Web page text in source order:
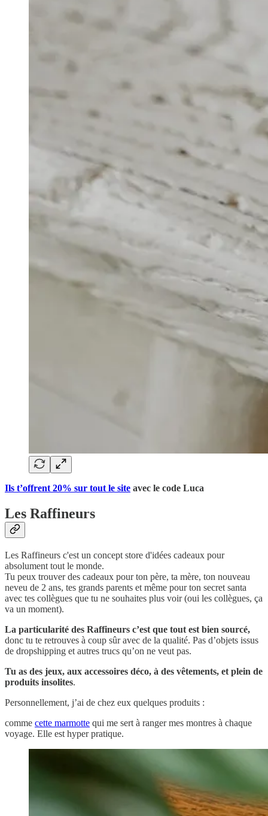
Ils t’offrent 20% sur tout le site avec le code Luca
Les Raffineurs
Les Raffineurs c'est un concept store d'idées cadeaux pour
absolument tout le monde.
Tu peux trouver des cadeaux pour ton père, ta mère, ton nouveau
neveu de 2 ans, tes grands parents et même pour ton secret santa
avec tes collègues que tu ne souhaites plus voir (oui les collègues, ça
va un moment).
La particularité des Raffineurs c’est que tout est bien sourcé,
donc tu te retrouves à coup sûr avec de la qualité. Pas d’objets issus
de dropshipping et autres trucs qu’on ne veut pas.
Tu as des jeux, aux accessoires déco, à des vêtements, et plein de
produits insolites.
Personnellement, j’ai de chez eux quelques produits :
comme cette marmotte qui me sert à ranger mes montres à chaque
voyage. Elle est hyper pratique.